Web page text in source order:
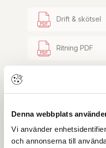
Denna webbplats
Vi använder
och annonserna till
Drift & skötsel
Ritning PDF
uppdaterade dokument